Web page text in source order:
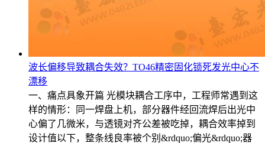
波长偏移导致耦合失效？TO46精密固化锁死发光中心不
漂移
一、痛点具象开篇 光模块耦合工序中，工程师常遇到这
样的情形：同一焊盘上机，部分器件经回流焊后出光中
心偏了几微米，与透镜对齐公差被吃掉，耦合效率掉到
设计值以下，整条线良率被个别&rdquo;偏光&rdquo;器